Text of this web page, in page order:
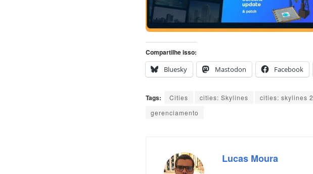
Compartilhe isso:
Bluesky
Mastodon Facebook
Tags: Cities cities: Skylines cities: skylines 2
gerenciamento
Lucas Moura